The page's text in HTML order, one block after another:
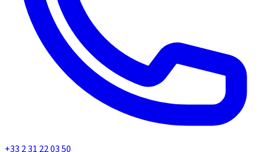
+33 2 31 22 03 50